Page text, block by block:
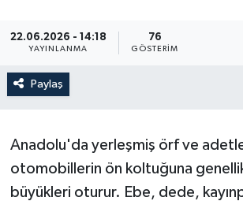
22.06.2026 - 14:18
YAYINLANMA
76
GÖSTERIM
Paylaş
Anadolu'da yerleşmiş örf ve
otomobillerin ön koltuğuna
büyükleri oturur. Ebe, dede,
EĞİTİM
İLÇELER
Haber Arşivi